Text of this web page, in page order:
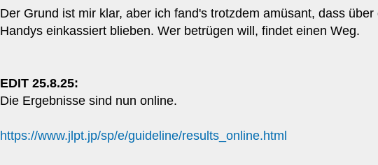
Der Grund ist mir klar, aber ich fand's trotzdem amüsant, dass
Handys einkassiert blieben. Wer betrügen will, findet einen Weg.
EDIT 25.8.25:
Die Ergebnisse sind nun online.
https://www.jlpt.jp/sp/e/guideline/results_online.html